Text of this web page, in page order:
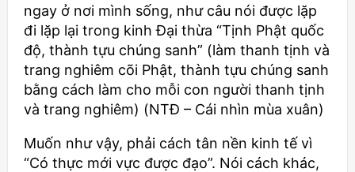
ngay ở nơi mình sống, như câu nói được lặp
đi lặp lại trong kinh Đại thừa “Tịnh Phật quốc
độ, thành tựu chúng sanh” (làm thanh tịnh và
trang nghiêm cõi Phật, thành tựu chúng sanh
bằng cách làm cho mỗi con người thanh tịnh
và trang nghiêm) (NTĐ – Cái nhìn mùa xuân)
Muốn như vậy, phải cách tân nền kinh tế vì
“Có thực mới vực được đạo”. Nói cách khác,